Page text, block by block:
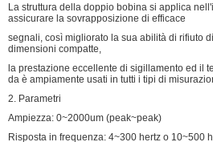
La struttura della doppio bobina si applica
assicurare la sovrapposizione di efficace
segnali, così migliorato la sua abilità di rifiuto
dimensioni compatte,
la prestazione eccellente di sigillamento ed il
da è ampiamente usati in tutti i tipi di
2. Parametri
Ampiezza: 0~2000um (peak~peak)
Risposta in frequenza: 4~300 hertz o 10~500